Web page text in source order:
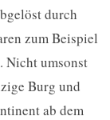
durch
zum Beispiel
Nicht umsonst
Burg und
ab dem